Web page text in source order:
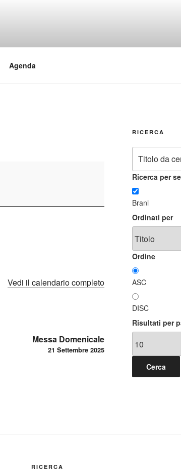
Agenda
Vedi il calendario completo
Messa Domenicale
21 Settembre 2025
RICERCA
Ricerca per
Brani
Ordinati per
Ordine
ASC
DISC
Risultati per
RICERCA